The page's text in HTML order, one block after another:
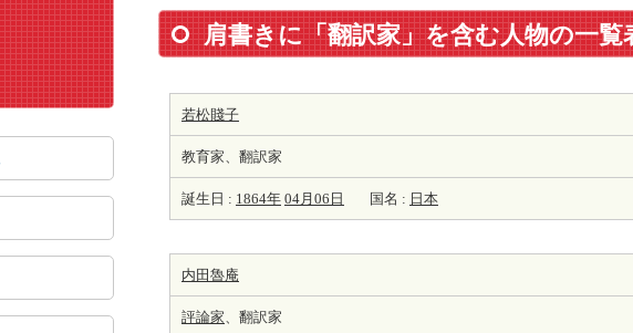
肩書きに「翻訳家」を含む人物の一覧
若松賤子
教育家、翻訳家
誕生日 : 1864年 04月06日 国名 : 日本
内田魯庵
評論家、翻訳家